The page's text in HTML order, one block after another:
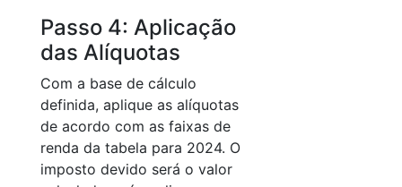
Passo 4: Aplicação
das Alíquotas
Com a base de cálculo
definida, aplique as alíquotas
de acordo com as faixas de
renda da tabela para 2024. O
imposto devido será o valor